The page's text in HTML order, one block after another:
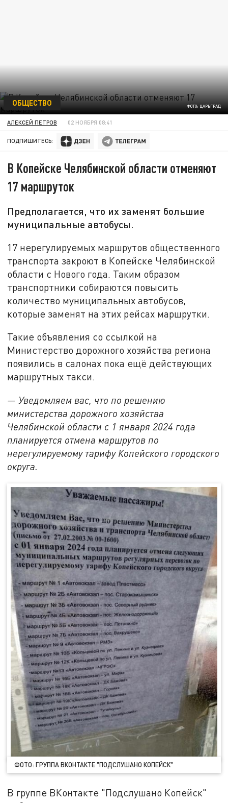
ФОТО: ЦАРЬГРАД
ОБЩЕСТВО
АЛЕКСЕЙ ПЕТРОВ 02 НОЯБРЯ 08:41
ПОДПИШИТЕСЬ:
В Копейске Челябинской области отменяют
17 маршруток
Предполагается, что их заменят большие
муниципальные автобусы.
17 нерегулируемых маршрутов общественного
транспорта закроют в Копейске Челябинской
области с Нового года. Таким образом
транспортники собираются повысить
количество муниципальных автобусов,
которые заменят на этих рейсах маршрутки.
Такие объявления со ссылкой на
Министерство дорожного хозяйства региона
появились в салонах пока ещё действующих
маршрутных такси.
— Уведомляем вас, что по решению
министерства дорожного хозяйства
Челябинской области с 1 января 2024 года
планируется отмена маршрутов по
нерегулируемому тарифу Копейского городского
округа.
ФОТО: ГРУППА ВКОНТАКТЕ "ПОДСЛУШАНО КОПЕЙСК"
В группе ВКонтакте "Подслушано Копейск"